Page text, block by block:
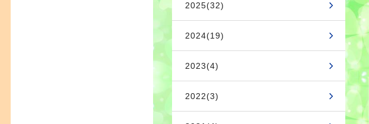
2025(32)
2024(19)
2023(4)
2022(3)